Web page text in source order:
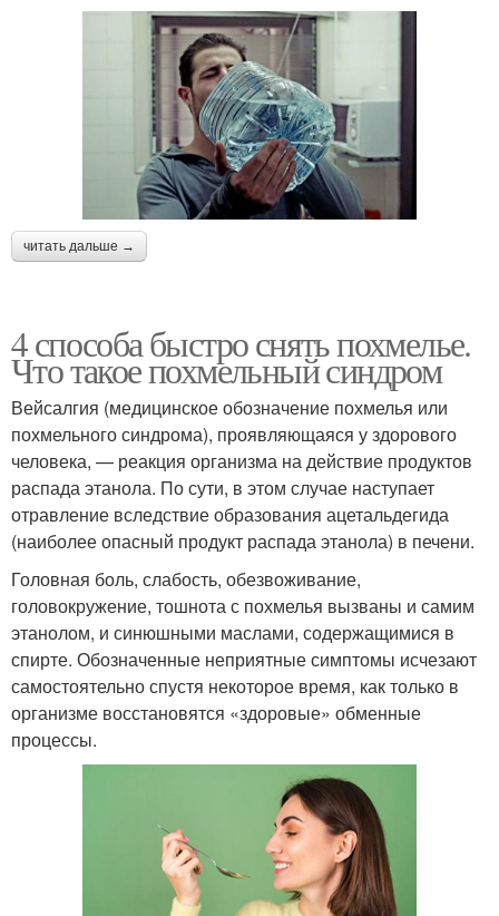
читать дальше →
4 способа быстро снять похмелье.
Что такое похмельный синдром
Вейсалгия (медицинское обозначение похмелья или
похмельного синдрома), проявляющаяся у здорового
человека, — реакция организма на действие продуктов
распада этанола. По сути, в этом случае наступает
отравление вследствие образования ацетальдегида
(наиболее опасный продукт распада этанола) в печени.
Головная боль, слабость, обезвоживание,
головокружение, тошнота с похмелья вызваны и самим
этанолом, и синюшными маслами, содержащимися в
спирте. Обозначенные неприятные симптомы исчезают
самостоятельно спустя некоторое время, как только в
организме восстановятся «здоровые» обменные
процессы.